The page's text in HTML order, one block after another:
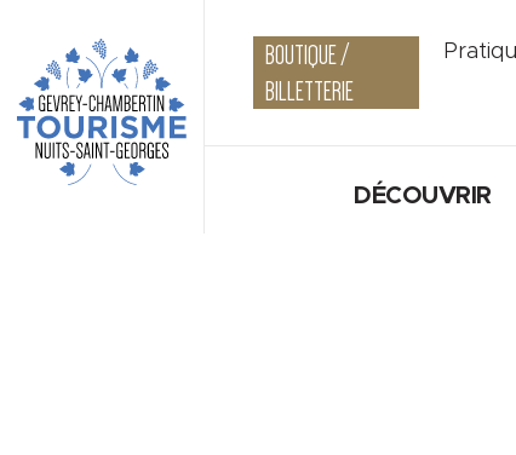
BOUTIQUE /
BILLETTERIE
DÉCOUVRIR